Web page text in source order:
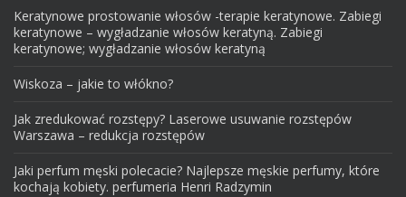
Keratynowe prostowanie włosów -terapie keratynowe. Zabiegi
keratynowe – wygładzanie włosów keratyną. Zabiegi
keratynowe; wygładzanie włosów keratyną
Wiskoza – jakie to włókno?
Jak zredukować rozstępy? Laserowe usuwanie rozstępów
Warszawa – redukcja rozstępów
Jaki perfum męski polecacie? Najlepsze męskie perfumy, które
kochają kobiety. perfumeria Henri Radzymin